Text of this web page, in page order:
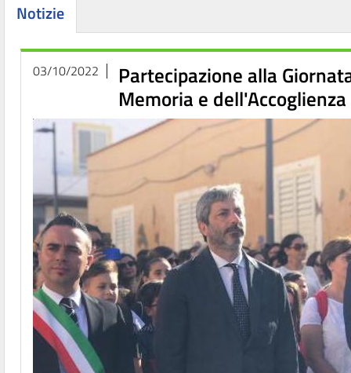
Notizie
03/10/2022 Partecipazione alla
Memoria e dell'Accoglienza